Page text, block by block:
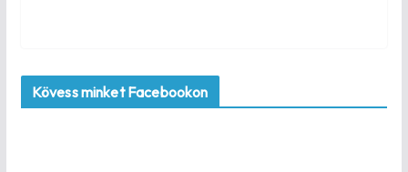
Kövess minket Facebookon